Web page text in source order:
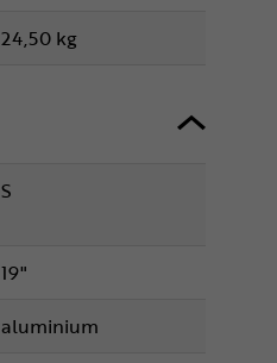
24,50 kg
S
19"
aluminium